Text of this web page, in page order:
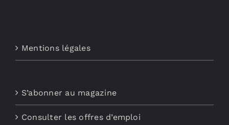
Mentions légales
S’abonner au magazine
Consulter les offres d’emploi